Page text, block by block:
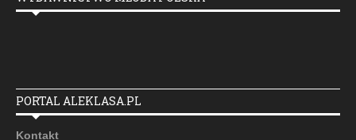
PORTAL ALEKLASA.PL
Kontakt